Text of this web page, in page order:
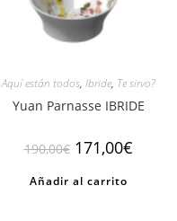
Aquí están todos, Ibride, Te sirvo?
Yuan Parnasse IBRIDE
190,00€ El
precio
era:
171,00€El
precio
Añadir al carrito